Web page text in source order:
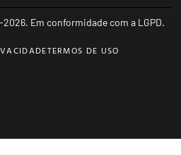
Em conformidade com a LGPD.
TERMOS DE USO